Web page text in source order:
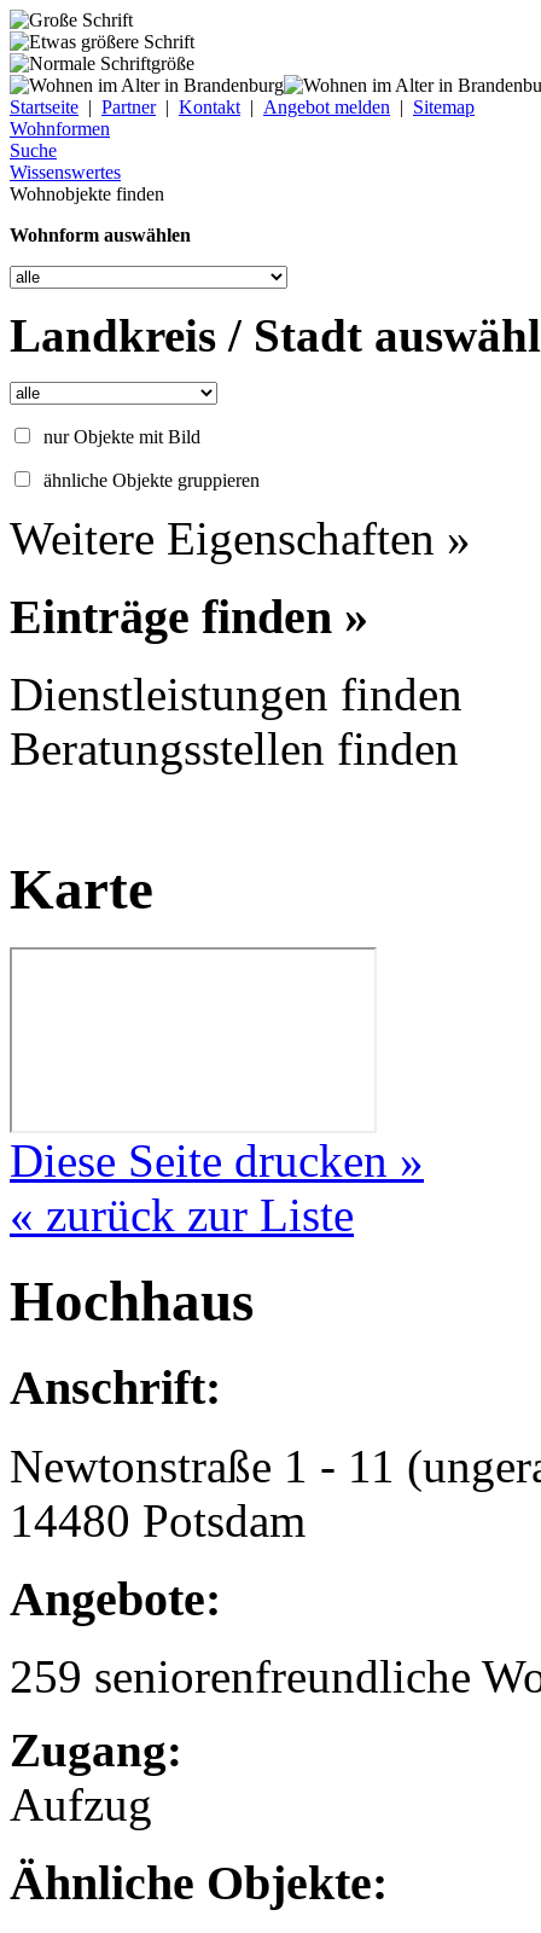
Startseite | Partner| Kontakt | Angebot melden | Sitemap
Wohnformen
Suche
Wissenswertes
Wohnobjekte finden
Wohnform auswählen
Landkreis / Stadt
nur Objekte mit Bild
ähnliche Objekte gruppieren
Weitere Eigenschaften »
Einträge finden »
Dienstleistungen finden
Beratungsstellen finden
Karte
Diese Seite drucken »
« zurück zur Liste
Hochhaus
Anschrift:
Newtonstraße 1 - 11
14480 Potsdam
Angebote:
259 seniorenfreundliche
Zugang:
Aufzug
Ähnliche Objekte: